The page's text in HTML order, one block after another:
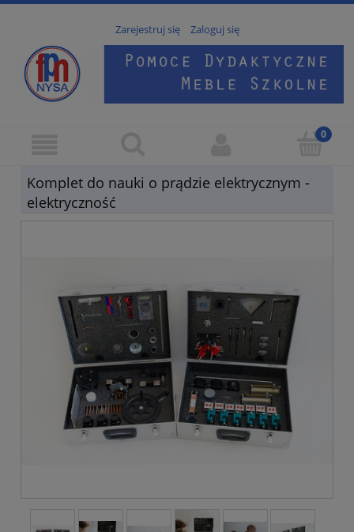
Zarejestruj się Zaloguj się
Komplet do nauki o prądzie elektrycznym -
elektryczność